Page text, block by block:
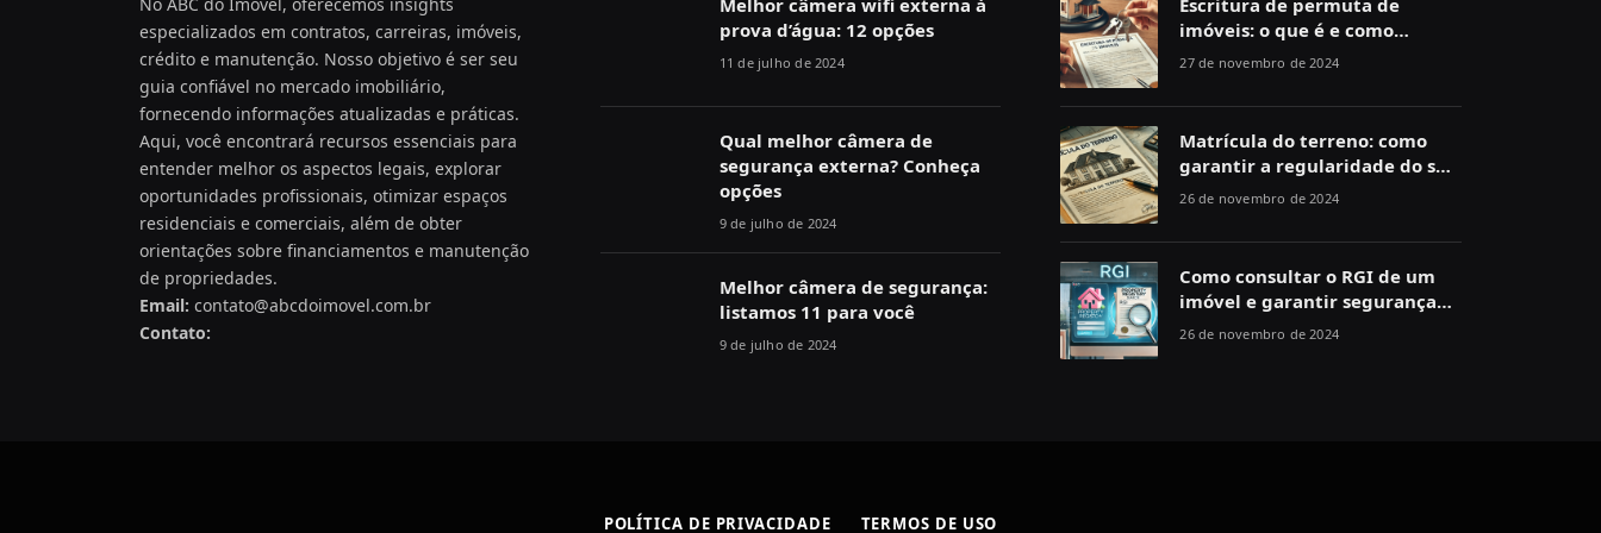
especializados em contratos, carreiras, imóveis,
crédito e manutenção. Nosso objetivo é ser seu
guia confiável no mercado imobiliário,
fornecendo informações atualizadas e práticas.
Aqui, você encontrará recursos essenciais para
entender melhor os aspectos legais, explorar
oportunidades profissionais, otimizar espaços
residenciais e comerciais, além de obter
orientações sobre financiamentos e manutenção
de propriedades.
Email: contato@abcdoimovel.com.br
Contato:
Melhor câmera wifi externa à
prova d’água: 12 opções
11 de julho de 2024
Qual melhor câmera de
segurança externa? Conheça
opções
9 de julho de 2024
Melhor câmera de segurança:
listamos 11 para você
9 de julho de 2024
Escritura de permuta de
imóveis: o que é e como
funciona
27 de novembro de 2024
Matrícula do terreno: como
garantir a regularidade do seu
imóvel
26 de novembro de 2024
Como consultar o RGI de um
imóvel e garantir segurança
jurídica
26 de novembro de 2024
POLÍTICA DE PRIVACIDADE TERMOS DE USO